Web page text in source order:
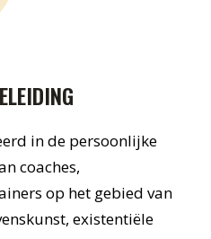
in de persoonlijke
coaches,
op het gebied van
existentiële